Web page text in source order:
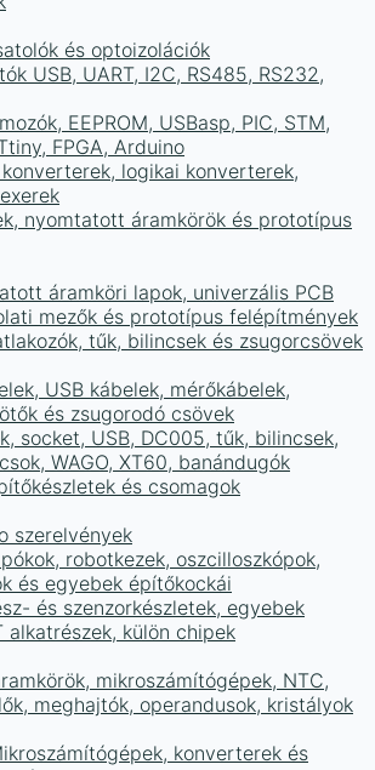
és optoizolációk
USB, UART, I2C, RS485, RS232,
EEPROM, USBasp, PIC, STM,
FPGA, Arduino
konverterek, logikai konverterek,
nyomtatott áramkörök és prototípus
áramköri lapok, univerzális PCB
mezők és prototípus felépítmények
tűk, bilincsek és zsugorcsövek
USB kábelek, mérőkábelek,
és zsugorodó csövek
socket, USB, DC005, tűk, bilincsek,
WAGO, XT60, banándugók
és csomagok
szerelvények
robotkezek, oszcilloszkópok,
és egyebek építőkockái
és szenzorkészletek, egyebek
alkatrészek, külön chipek
mikroszámítógépek, NTC,
meghajtók, operandusok, kristályok
konverterek és